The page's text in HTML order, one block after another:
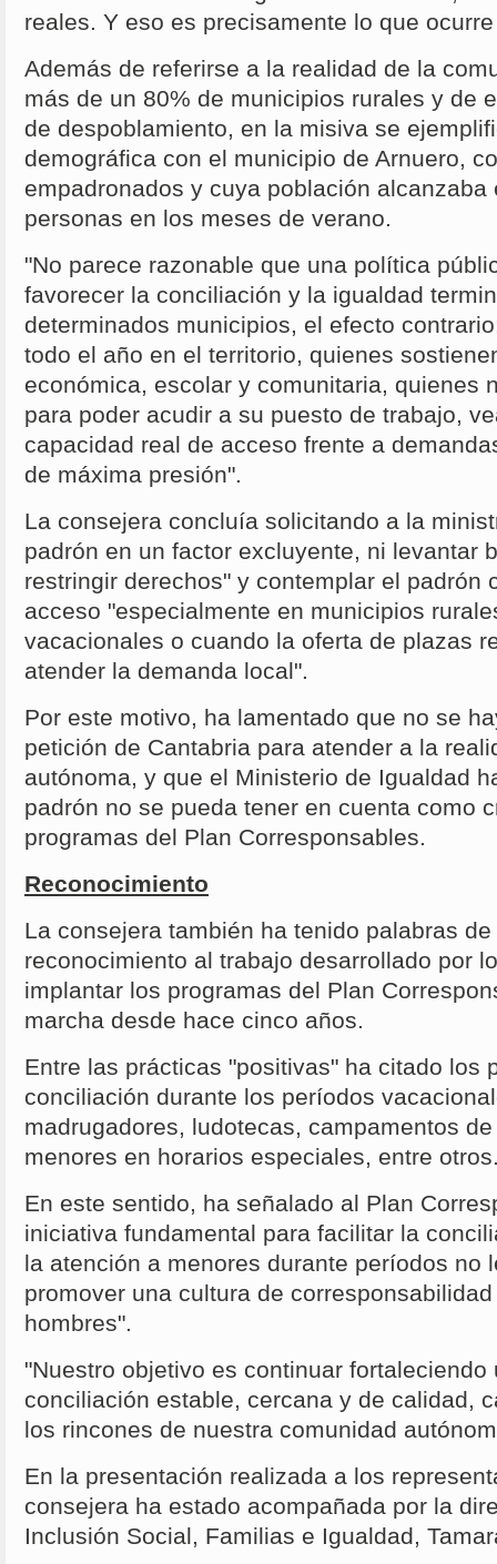
reales. Y eso es precisamente lo que
Además de referirse a la realidad de la
más de un 80% de municipios rurales y de
de despoblamiento, en la misiva se
demográfica con el municipio de Arnuero,
empadronados y cuya población alcanzaba
personas en los meses de verano.
"No parece razonable que una política
favorecer la conciliación y la igualdad
determinados municipios, el efecto
todo el año en el territorio, quienes
económica, escolar y comunitaria, quienes
para poder acudir a su puesto de trabajo,
capacidad real de acceso frente a
de máxima presión".
La consejera concluía solicitando a la
padrón en un factor excluyente, ni levantar
restringir derechos" y contemplar el padrón
acceso "especialmente en municipios
vacacionales o cuando la oferta de plazas
atender la demanda local".
Por este motivo, ha lamentado que no se
petición de Cantabria para atender a la
autónoma, y que el Ministerio de Igualdad
padrón no se pueda tener en cuenta como
programas del Plan Corresponsables.
Reconocimiento
La consejera también ha tenido palabras
reconocimiento al trabajo desarrollado por
implantar los programas del Plan
marcha desde hace cinco años.
Entre las prácticas "positivas" ha citado los
conciliación durante los períodos
madrugadores, ludotecas, campamentos
menores en horarios especiales, entre
En este sentido, ha señalado al Plan
iniciativa fundamental para facilitar la
la atención a menores durante períodos no
promover una cultura de
hombres".
"Nuestro objetivo es continuar
conciliación estable, cercana y de calidad,
los rincones de nuestra comunidad
En la presentación realizada a los
consejera ha estado acompañada por la
Inclusión Social, Familias e Igualdad,